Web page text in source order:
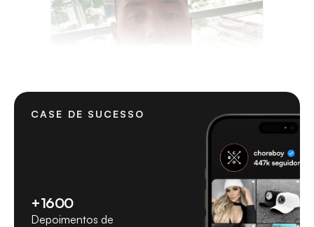
CASE DE SUCESSO
+1600
Depoimentos de